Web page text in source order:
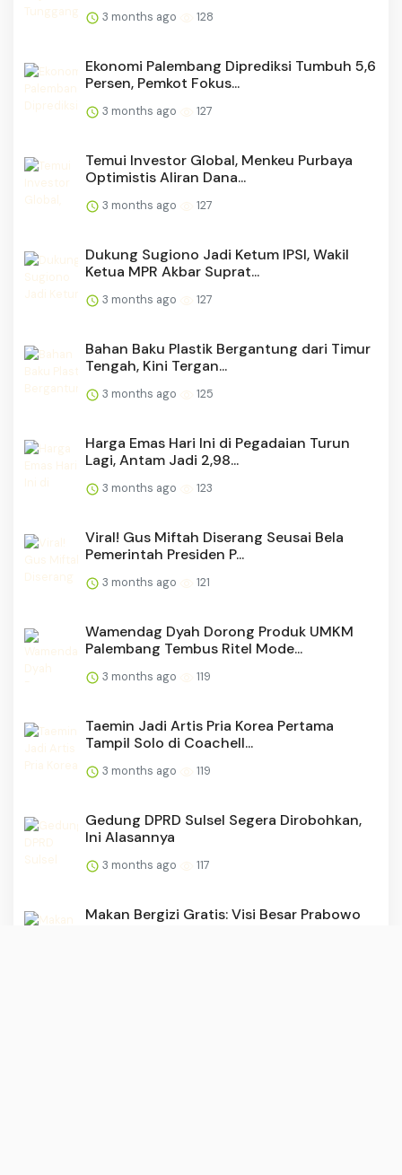
3 months ago 128
Ekonomi Palembang Diprediksi Tumbuh 5,6
Persen, Pemkot Fokus...
3 months ago 127
Temui Investor Global, Menkeu Purbaya
Optimistis Aliran Dana...
3 months ago 127
Dukung Sugiono Jadi Ketum IPSI, Wakil
Ketua MPR Akbar Suprat...
3 months ago 127
Bahan Baku Plastik Bergantung dari Timur
Tengah, Kini Tergan...
3 months ago 125
Harga Emas Hari Ini di Pegadaian Turun
Lagi, Antam Jadi 2,98...
3 months ago 123
Viral! Gus Miftah Diserang Seusai Bela
Pemerintah Presiden P...
3 months ago 121
Wamendag Dyah Dorong Produk UMKM
Palembang Tembus Ritel Mode...
3 months ago 119
Taemin Jadi Artis Pria Korea Pertama
Tampil Solo di Coachell...
3 months ago 119
Gedung DPRD Sulsel Segera Dirobohkan,
Ini Alasannya
3 months ago 117
Makan Bergizi Gratis: Visi Besar Prabowo